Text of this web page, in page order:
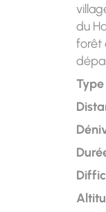
du
forêt
Type